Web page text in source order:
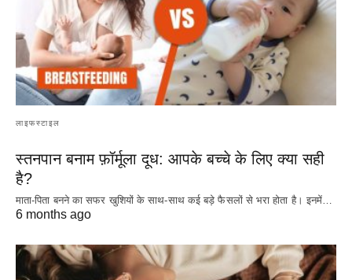
लाइफस्टाइल
स्तनपान बनाम फ़ॉर्मूला दूध: आपके बच्चे के लिए क्या सही
है?
माता-पिता बनने का सफर खुशियों के साथ-साथ कई बड़े फैसलों से भरा होता है। इनमें…
6 months ago